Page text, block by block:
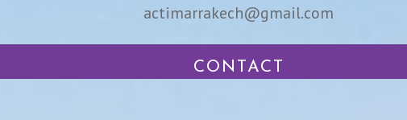
actimarrakech@gmail.com
CONTACT